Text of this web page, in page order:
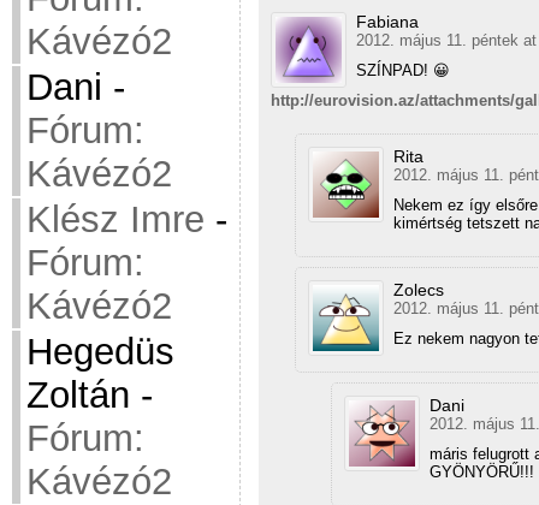
Kávézó2
Dani -
Fórum:
Kávézó2
Klész Imre -
Fórum:
Kávézó2
Hegedüs
Zoltán -
Fórum:
Kávézó2
Fabiana
2012. május 11. péntek
SZÍNPAD! 😀
http://eurovision.az/attachments/
Rita
2012. május 11.
Nekem ez így
kimértség tetszett
Zolecs
2012. május 11.
Ez nekem nagyon
Dani
2012. május
máris felugrott
GYÖNYÖRŰ!!!